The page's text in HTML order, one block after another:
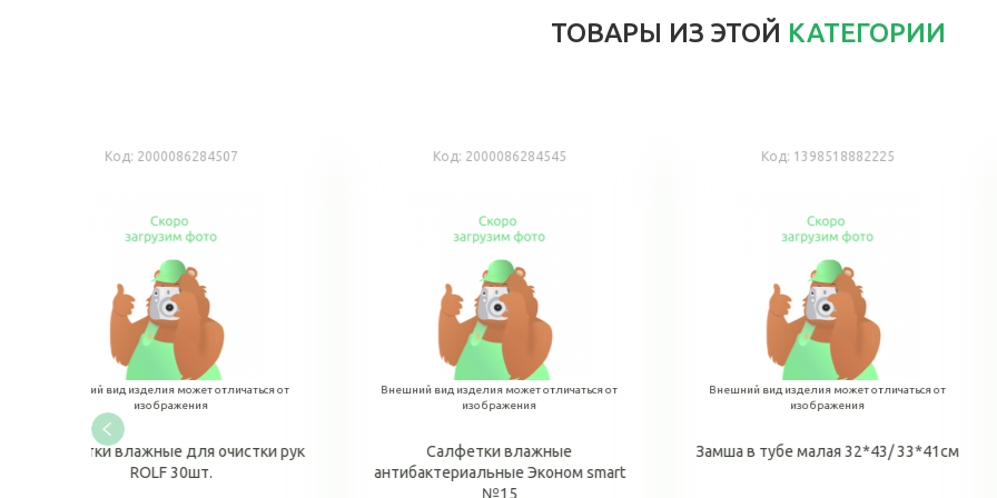
ТОВАРЫ ИЗ ЭТОЙ КАТЕГОРИИ
Код:2000086244839
Внешний вид изделия может отличаться от
Бутылка пластиковая 1л с
градуировкой
Код:1398516582677
Внешний вид изделия может отличаться от
Замша в тубе большая 64*43/ 67*41см
Код:2000086270937
Внешний вид изделия может
Замша (салфетка) в тубе